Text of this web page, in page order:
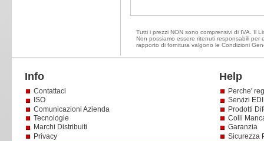
Tutti i prezzi NON sono comprensivi di IVA. Il
Non possiamo essere ritenuti responsabili
rapporto di fornitura valgono le Condizioni
Info Help
Contattaci
ISO
Comunicazioni Azienda
Tecnologie
Marchi Distribuiti
Privacy
Perche'
Servizi
Prodotti
Colli
Garanzia
Sicurezza